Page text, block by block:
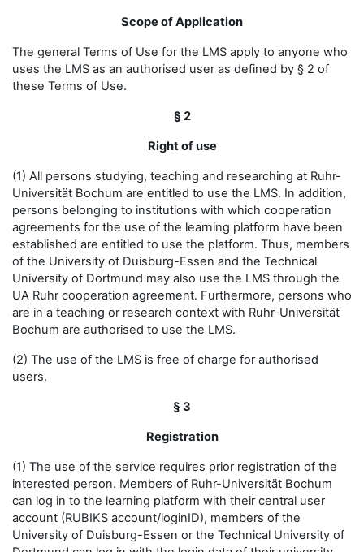
Scope of Application
The general Terms of Use for the LMS apply to anyone who
uses the LMS as an authorised user as defined by § 2 of
these Terms of Use.
§ 2
Right of use
(1) All persons studying, teaching and researching at Ruhr-
Universität Bochum are entitled to use the LMS. In addition,
persons belonging to institutions with which cooperation
agreements for the use of the learning platform have been
established are entitled to use the platform. Thus, members
of the University of Duisburg-Essen and the Technical
University of Dortmund may also use the LMS through the
UA Ruhr cooperation agreement. Furthermore, persons who
are in a teaching or research context with Ruhr-Universität
Bochum are authorised to use the LMS.
(2) The use of the LMS is free of charge for authorised
users.
§ 3
Registration
(1) The use of the service requires prior registration of the
interested person. Members of Ruhr-Universität Bochum
can log in to the learning platform with their central user
account (RUBIKS account/loginID), members of the
University of Duisburg-Essen or the Technical University of